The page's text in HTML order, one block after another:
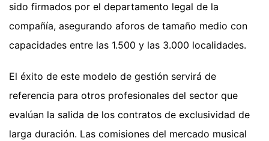
sido firmados por el departamento legal de la
compañía, asegurando aforos de tamaño medio con
capacidades entre las 1.500 y las 3.000 localidades.
El éxito de este modelo de gestión servirá de
referencia para otros profesionales del sector que
evalúan la salida de los contratos de exclusividad de
larga duración. Las comisiones del mercado musical